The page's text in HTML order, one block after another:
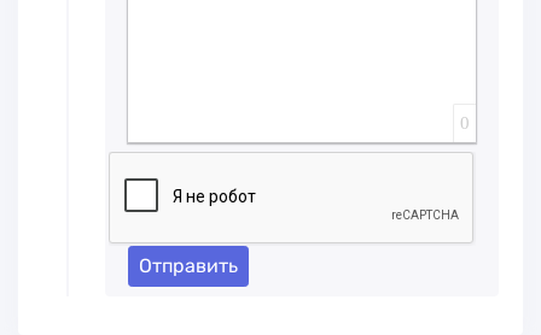
0
Отправить